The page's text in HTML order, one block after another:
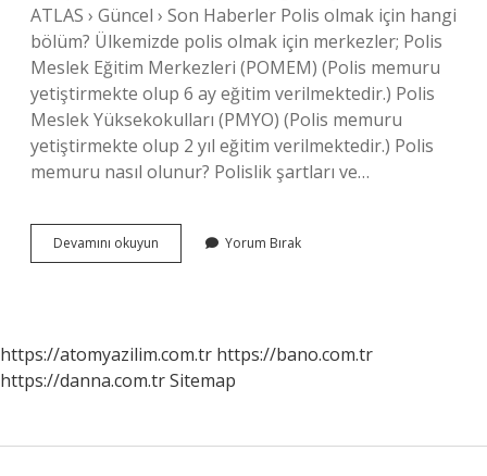
ATLAS › Güncel › Son Haberler Polis olmak için hangi
bölüm? Ülkemizde polis olmak için merkezler; Polis
Meslek Eğitim Merkezleri (POMEM) (Polis memuru
yetiştirmekte olup 6 ay eğitim verilmektedir.) Polis
Meslek Yüksekokulları (PMYO) (Polis memuru
yetiştirmekte olup 2 yıl eğitim verilmektedir.) Polis
memuru nasıl olunur? Polislik şartları ve…
Devamını okuyun
Sayısal
Yorum Bırak
https://atomyazilim.com.tr https://bano.com.tr
https://danna.com.trSitemap